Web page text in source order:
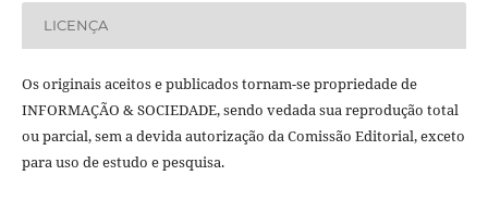
LICENÇA
Os originais aceitos e publicados tornam-se propriedade de
INFORMAÇÃO & SOCIEDADE, sendo vedada sua reprodução total
ou parcial, sem a devida autorização da Comissão Editorial, exceto
para uso de estudo e pesquisa.